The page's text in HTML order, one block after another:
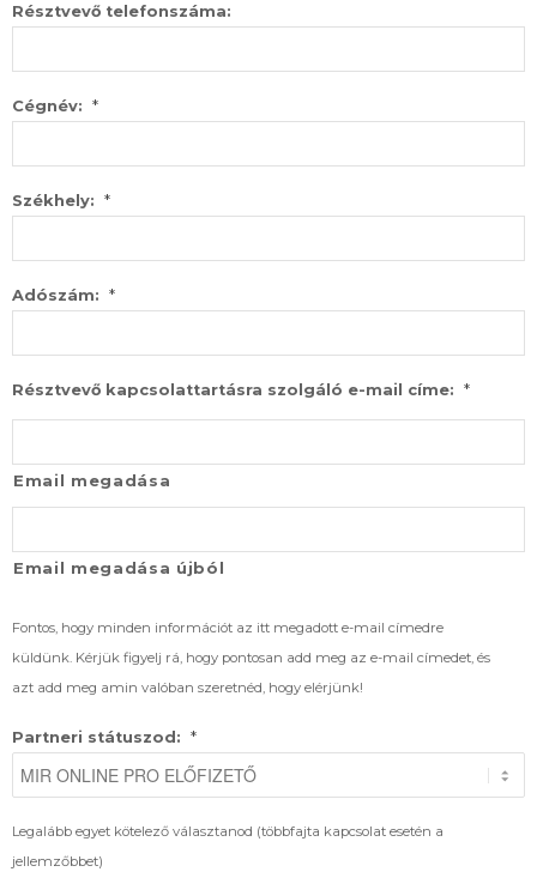
Résztvevő telefonszáma:
Cégnév: *
Székhely: *
Adószám: *
Résztvevő kapcsolattartásra szolgáló e-mail címe: *
Email megadása
Email megadása újból
Fontos, hogy minden információt az itt megadott e-mail címedre
küldünk. Kérjük figyelj rá, hogy pontosan add meg az e-mail címedet, és
azt add meg amin valóban szeretnéd, hogy elérjünk!
Partneri státuszod: *
Legalább egyet kötelező választanod (többfajta kapcsolat esetén a
jellemzőbbet)